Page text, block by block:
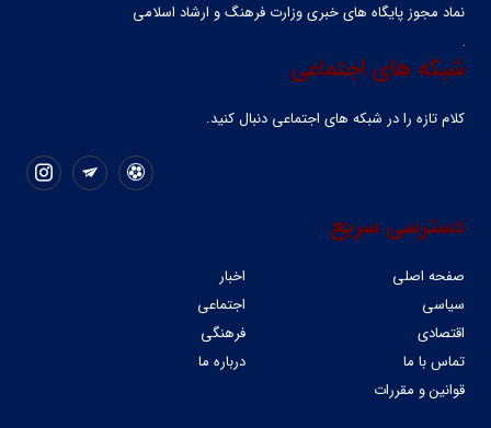
نماد مجوز پایگاه های خبری وزارت فرهنگ و ارشاد اسلامی
شبکه های اجتماعی
کلام تازه را در شبکه ‌های اجتماعی دنبال کنید.
دسترسی سریع
صفحه اصلی
اخبار
سیاسی
اجتماعی
اقتصادی
فرهنگی
تماس با ما
درباره ما
قوانین و مقررات